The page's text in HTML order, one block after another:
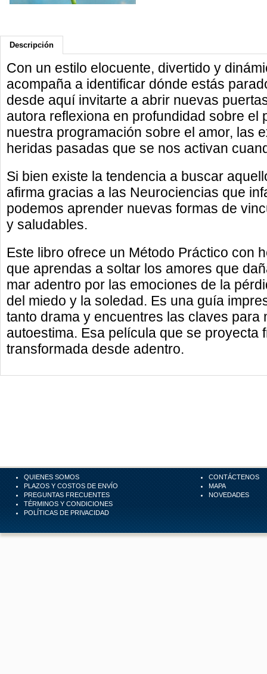
Descripción
Con un estilo elocuente, divertido y
acompaña a identificar dónde estás
desde aquí invitarte a abrir nuevas
autora reflexiona en profundidad sobre el
nuestra programación sobre el amor, las
heridas pasadas que se nos activan
Si bien existe la tendencia a buscar
afirma gracias a las Neurociencias que
podemos aprender nuevas formas de
y saludables.
Este libro ofrece un Método Práctico con
que aprendas a soltar los amores que
mar adentro por las emociones de la
del miedo y la soledad. Es una guía
tanto drama y encuentres las claves para
autoestima. Esa película que se proyecta
transformada desde adentro.
QUIENES SOMOS
PLAZOS Y COSTOS DE ENVÍO
PREGUNTAS FRECUENTES
TÉRMINOS Y CONDICIONES
POLÍTICAS DE PRIVACIDAD
CONTÁCTENOS
MAPA
NOVEDADES